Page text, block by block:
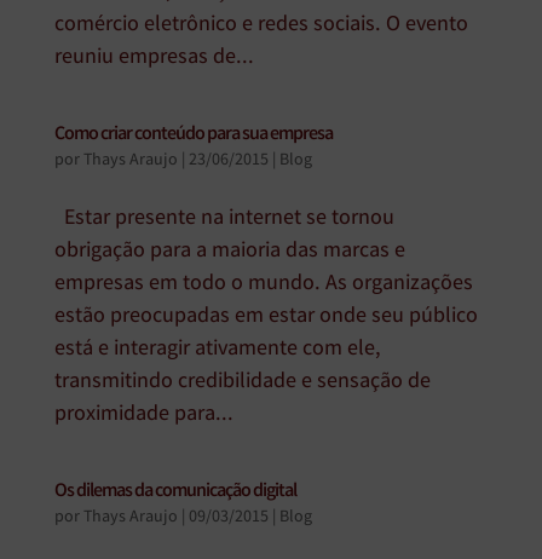
comércio eletrônico e redes sociais. O evento
reuniu empresas de...
Como criar conteúdo para sua empresa
porThays Araujo 23/06/2015 Blog
Estar presente na internet se tornou
obrigação para a maioria das marcas e
empresas em todo o mundo. As organizações
estão preocupadas em estar onde seu público
está e interagir ativamente com ele,
transmitindo credibilidade e sensação de
proximidade para...
Os dilemas da comunicação digital
porThays Araujo 09/03/2015 Blog